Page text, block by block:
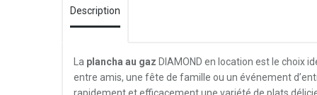
Description
La plancha au gaz DIAMOND en location est le choix
entre amis, une fête de famille ou un événement